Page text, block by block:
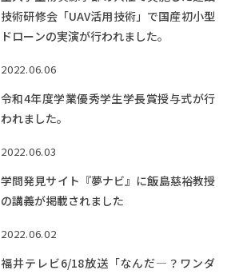
技術研修会「UAV活用技術」で国産初小型
ドローンの実演が行われました。
2022.06.06
令和4年度学業優秀学生学長賞授与式が行
われました。
2022.06.03
学問発見サイト『夢ナビ』に飯島慈裕教授
の講義が掲載されました
2022.06.02
福井テレビ6/18放送「なんだ―？ワンダ